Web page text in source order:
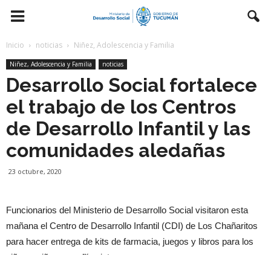
Inicio noticias Niñez, Adolescencia y Familia
Niñez, Adolescencia y Familia noticias
Desarrollo Social fortalece
el trabajo de los Centros
de Desarrollo Infantil y las
comunidades aledañas
23 octubre, 2020
Funcionarios del Ministerio de Desarrollo Social visitaron esta
mañana el Centro de Desarrollo Infantil (CDI) de Los Chañaritos
para hacer entrega de kits de farmacia, juegos y libros para los